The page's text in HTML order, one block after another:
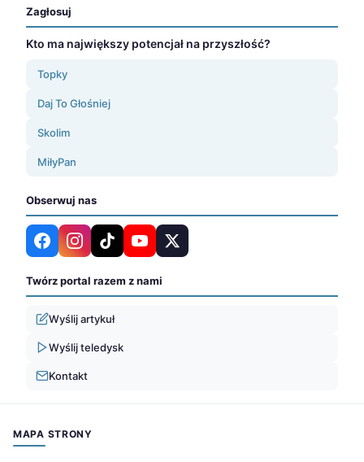
Zagłosuj
Kto ma największy potencjał na przyszłość?
Topky
Daj To Głośniej
Skolim
MiłyPan
Obserwuj nas
Twórz portal razem z nami
Wyślij artykuł
Wyślij teledysk
Kontakt
MAPA STRONY